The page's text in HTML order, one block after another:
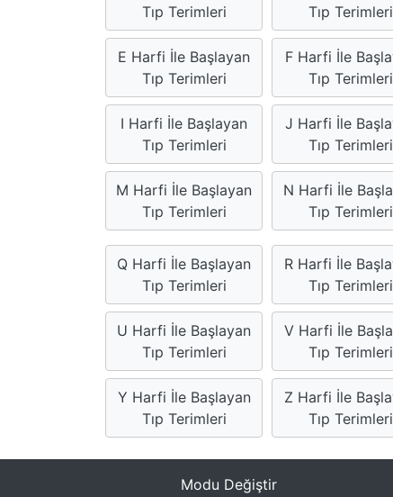
Tıp Terimleri
Tıp Terimleri
E Harfi İle Başlayan
Tıp Terimleri
F Harfi İle
Tıp Terimleri
I Harfi İle Başlayan
Tıp Terimleri
J Harfi İle
Tıp Terimleri
M Harfi İle Başlayan
Tıp Terimleri
N Harfi İle
Tıp Terimleri
Q Harfi İle Başlayan
Tıp Terimleri
R Harfi İle
Tıp Terimleri
U Harfi İle Başlayan
Tıp Terimleri
V Harfi İle
Tıp Terimleri
Y Harfi İle Başlayan
Tıp Terimleri
Z Harfi İle
Tıp Terimleri
Modu Değiştir